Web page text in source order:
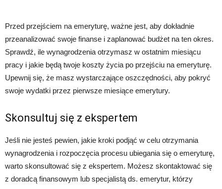
Przed przejściem na emeryturę, ważne jest, aby dokładnie
przeanalizować swoje finanse i zaplanować budżet na ten okres.
Sprawdź, ile wynagrodzenia otrzymasz w ostatnim miesiącu
pracy i jakie będą twoje koszty życia po przejściu na emeryturę.
Upewnij się, że masz wystarczające oszczędności, aby pokryć
swoje wydatki przez pierwsze miesiące emerytury.
Skonsultuj się z ekspertem
Jeśli nie jesteś pewien, jakie kroki podjąć w celu otrzymania
wynagrodzenia i rozpoczęcia procesu ubiegania się o emeryturę,
warto skonsultować się z ekspertem. Możesz skontaktować się
z doradcą finansowym lub specjalistą ds. emerytur, którzy